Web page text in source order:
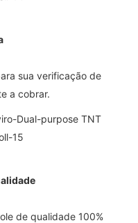
sua verificação de
a cobrar.
de qualidade 100%